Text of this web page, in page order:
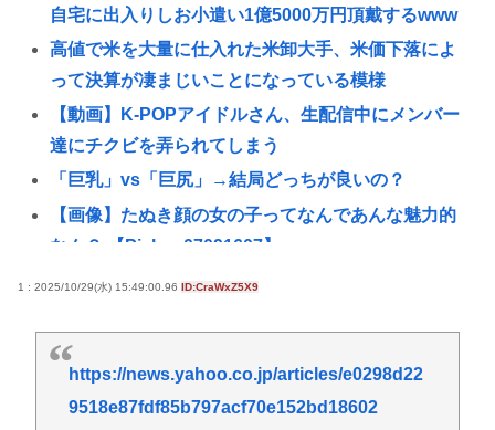
自宅に出入りしお小遣い1億5000万円頂戴するwww
高値で米を大量に仕入れた米卸大手、米価下落によ
って決算が凄まじいことになっている模様
【動画】K-POPアイドルさん、生配信中にメンバー
達にチクビを弄られてしまう
「巨乳」vs「巨尻」→結局どっちが良いの？
【画像】たぬき顔の女の子ってなんであんな魅力的
なん？ 【Pickup07091607】
【画像】橋本環奈さん、昔からビジュアルが完成さ
自民党さん、障がい者福祉を切り捨てて財源捻出に
成功www
【悲報】男の趣味Tier表、ガチでヤバすぎるwww
1 : 2025/10/29(水) 15:49:00.96 ID:CraWxZ5X9
https://news.yahoo.co.jp/articles/e0298d22
9518e87fdf85b797acf70e152bd18602